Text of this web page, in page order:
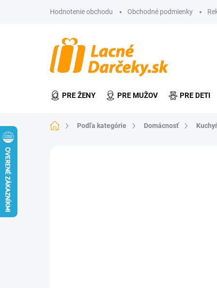
Hodnotenie obchodu Obchodné podmienky
PRE ŽENY PRE MUŽOV PRE DETI
DomovPodľa kategórie Domácnosť